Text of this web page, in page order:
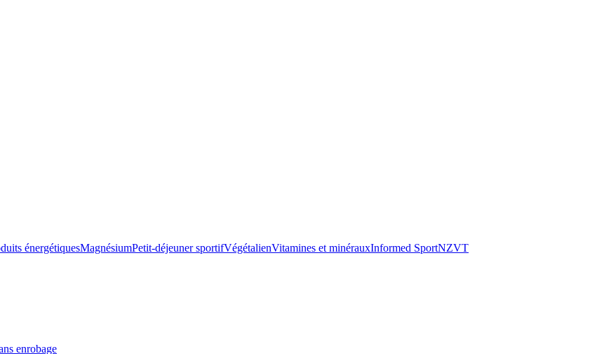
énergétiquesMagnésiumPetit-déjeuner sportifVégétalienVitamines et minérauxInformed SportNZVT
enrobage